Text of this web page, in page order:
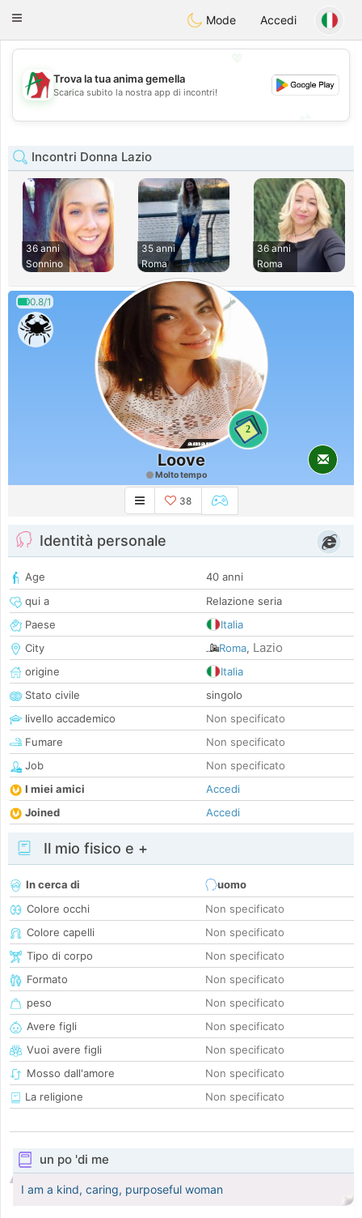
Amami Ora
Toggle
Mode Accedi
💖
💕
Trova la tua anima gemella
Scarica subito la nostra app di incontri!
Incontri Donna Lazio
36 anni
Sonnino
35 anni
Roma
36 anni
Roma
0.8/1
2
Loove
Molto tempo
38
Identità personale
Age
40 anni
qui a
Relazione seria
Paese
Italia
City
Roma, Lazio
origine
Italia
Stato civile
singolo
livello accademico
Non specificato
Fumare
Non specificato
Job
Non specificato
I miei amici
Accedi
Joined
Accedi
Il mio fisico e +
In cerca di
uomo
Colore occhi
Non specificato
Colore capelli
Non specificato
Tipo di corpo
Non specificato
Formato
Non specificato
peso
Non specificato
Avere figli
Non specificato
Vuoi avere figli
Non specificato
Mosso dall'amore
Non specificato
La religione
Non specificato
un po 'di me
I am a kind, caring, purposeful woman